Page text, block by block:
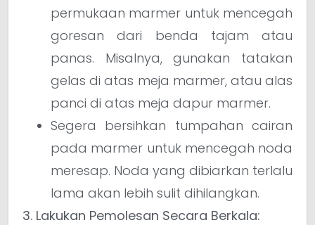
permukaan marmer untuk mencegah
goresan dari benda tajam atau
panas. Misalnya, gunakan tatakan
gelas di atas meja marmer, atau alas
panci di atas meja dapur marmer.
Segera bersihkan tumpahan cairan
pada marmer untuk mencegah noda
meresap. Noda yang dibiarkan terlalu
lama akan lebih sulit dihilangkan.
3. Lakukan Pemolesan Secara Berkala: